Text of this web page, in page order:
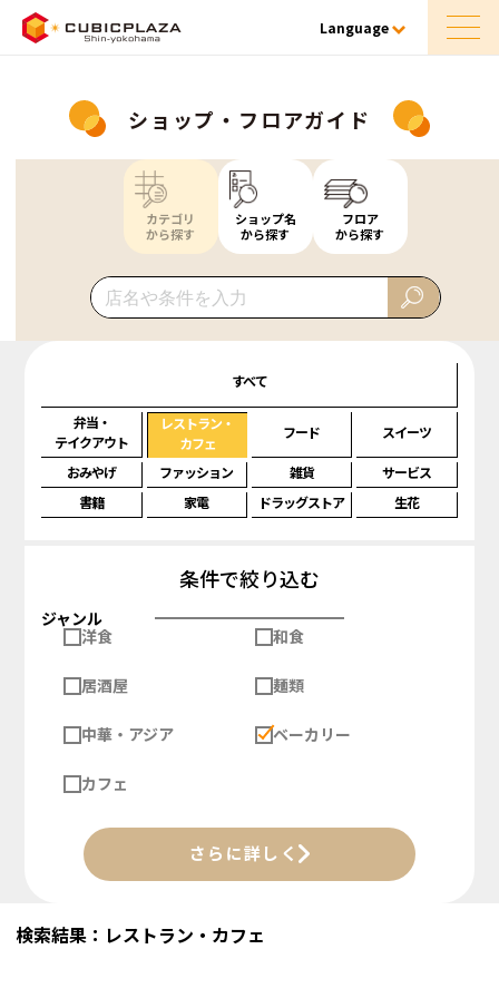
Language
ショップ・フロアガイド
カテゴリ
から探す
ショップ名
から探す
フロア
から探す
すべて
弁当・
テイクアウト
レストラン・
カフェ
フード スイーツ
おみやげ ファッション 雑貨
サービス
書籍
家電 ドラッグストア 生花
条件で絞り込む
ジャンル
洋食
和食
居酒屋 麺類
中華・アジア ベーカリー
カフェ
さらに詳しく
検索結果：レストラン・カフェ